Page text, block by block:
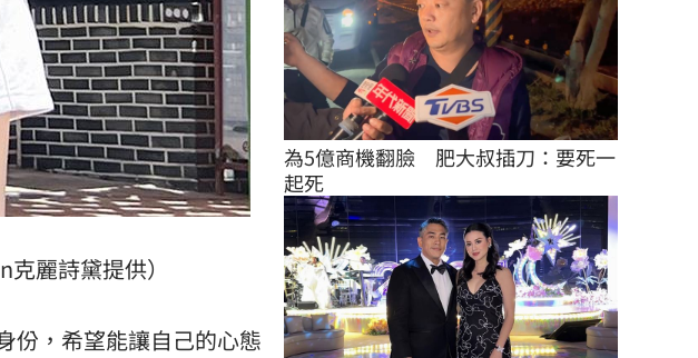
麗詩黛提供）
份，希望能讓自己的心態
為5億商機翻臉　肥大叔插刀：要死一
起死